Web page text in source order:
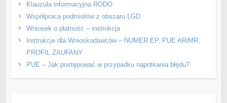
Klauzula informacyjna RODO
Współpraca podmiotów z obszaru LGD
Wniosek o płatność – instrukcja
Instrukcje dla Wnioskodawców – NUMER EP, PUE ARiMR,
PROFIL ZAUFANY
PUE – Jak postępować w przypadku napotkania błędu?